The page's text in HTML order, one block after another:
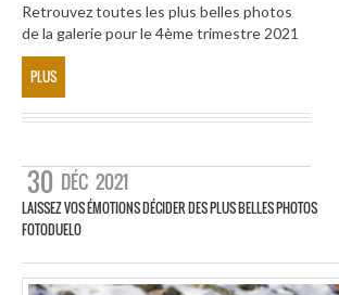
Retrouvez toutes les plus belles photos
de la galerie pour le 4ème trimestre 2021
PLUS
30 DÉC 2021
LAISSEZ VOS ÉMOTIONS DÉCIDER DES PLUS BELLES PHOTOS
FOTODUELO